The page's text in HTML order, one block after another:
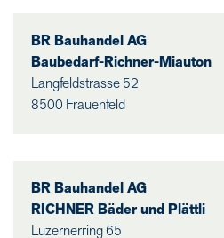
BR Bauhandel AG
Baubedarf-Richner-Miauton
Langfeldstrasse 52
8500 Frauenfeld
BR Bauhandel AG
RICHNER Bäder und Plättli
Luzernerring 65